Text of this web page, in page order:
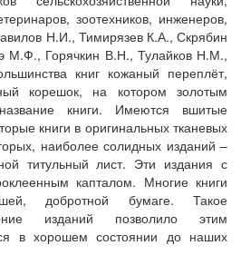
зоотехников, инженеров,
Н.И., Тимирязев К.А., Скрябин
Горячкин В.Н., Тулайков Н.М.,
книг кожаный переплёт,
корешок, на котором золотым
книги. Имеются вшитые
книги в оригинальных тканевых
наиболее солидных изданий –
титульный лист. Эти издания с
капталом. Многие книги
добротной бумаге. Такое
изданий позволило этим
в хорошем состоянии до наших